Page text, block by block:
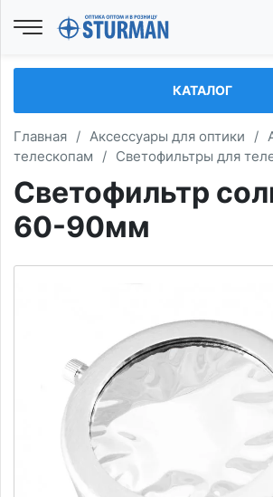
КАТАЛОГ
Главная / Аксессуары для оптики /
телескопам
/ Светофильтры для
Светофильтр
60-90мм